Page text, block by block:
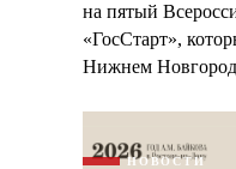
на пятый
«ГосСтарт»,
Нижнем
НОВОСТИ